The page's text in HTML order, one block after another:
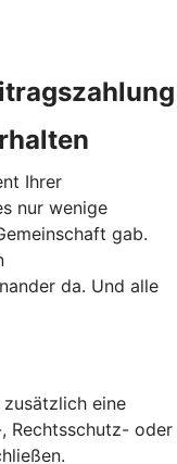
Ihrer
nur wenige
gab.
da. Und alle
zusätzlich eine
Rechtsschutz- oder